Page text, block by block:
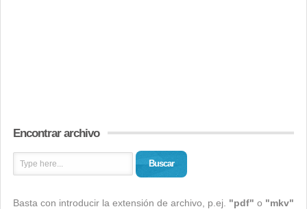
Encontrar archivo
Buscar
Basta con introducir la extensión de archivo, p.ej. "pdf" o "mkv"